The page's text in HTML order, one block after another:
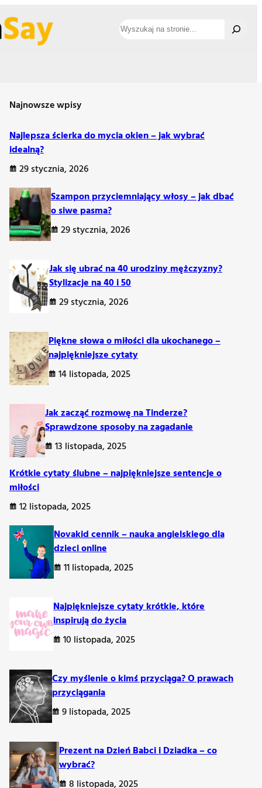
Szukaj
materiał, mniejszy prześwit i lepsze właściwości
i chłodniejsze dni.
Najnowsze wpisy
Najlepsza ścierka do mycia okien – jak wybrać
idealną?
29 stycznia, 2026
Szampon przyciemniający włosy – jak dbać
o siwe pasma?
29 stycznia, 2026
Jak się ubrać na 40 urodziny mężczyzny?
Stylizacje na 40 i 50
29 stycznia, 2026
Piękne słowa o miłości dla ukochanego –
najpiękniejsze cytaty
14 listopada, 2025
Jak zacząć rozmowę na Tinderze?
Sprawdzone sposoby na zagadanie
13 listopada, 2025
Krótkie cytaty ślubne – najpiękniejsze sentencje o
miłości
12 listopada, 2025
Novakid cennik – nauka angielskiego dla
dzieci online
11 listopada, 2025
Najpiękniejsze cytaty krótkie, które
inspirują do życia
10 listopada, 2025
Czy myślenie o kimś przyciąga? O prawach
przyciągania
9 listopada, 2025
Prezent na Dzień Babci i Dziadka – co
wybrać?
8 listopada, 2025